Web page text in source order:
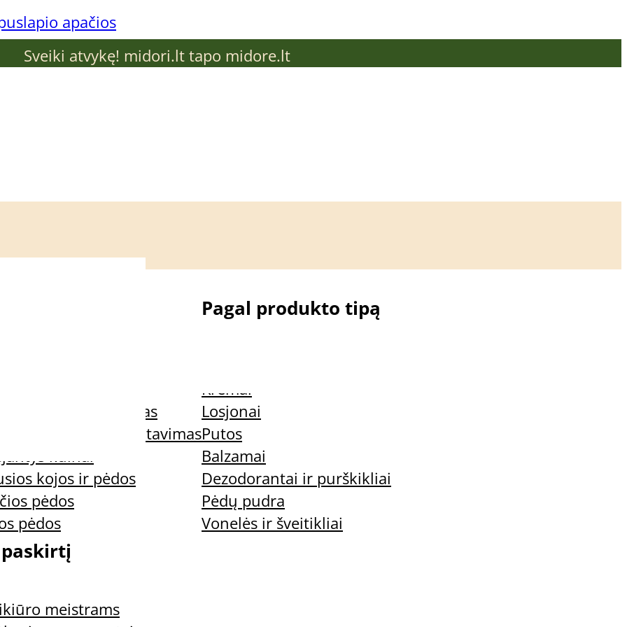
apačios
Sveiki atvykę! midori.lt tapo midore.lt
ir trynimas
kvapas ir prakaitavimas
kulnai
kojos ir pėdos
pėdos
pėdos
Pagal produkto tipą
Kremai
Losjonai
Putos
Balzamai
Dezodorantai ir purškikliai
Pėdų pudra
Vonelės ir šveitikliai
paskirtį
meistrams